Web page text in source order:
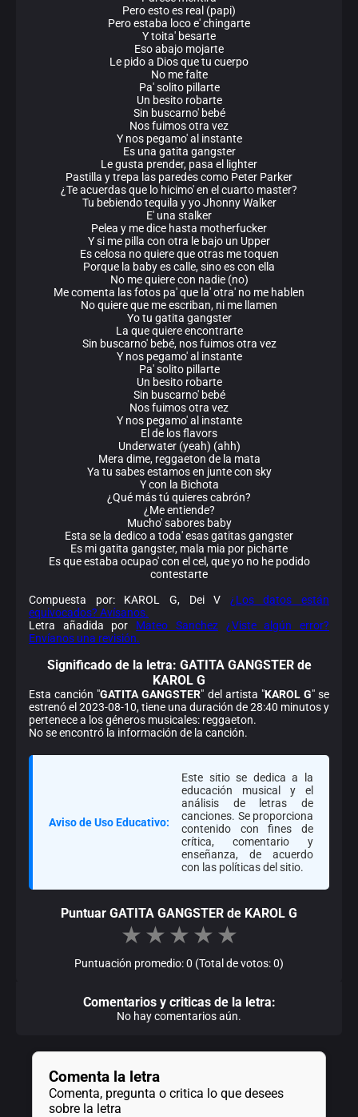
Pero esto es real (papi)
Pero estaba loco e' chingarte
Y toita' besarte
Eso abajo mojarte
Le pido a Dios que tu cuerpo
No me falte
Pa' solito pillarte
Un besito robarte
Sin buscarno' bebé
Nos fuimos otra vez
Y nos pegamo' al instante
Es una gatita gangster
Le gusta prender, pasa el lighter
Pastilla y trepa las paredes como Peter Parker
¿Te acuerdas que lo hicimo' en el cuarto master?
Tu bebiendo tequila y yo Jhonny Walker
E' una stalker
Pelea y me dice hasta motherfucker
Y si me pilla con otra le bajo un Upper
Es celosa no quiere que otras me toquen
Porque la baby es calle, sino es con ella
No me quiere con nadie (no)
Me comenta las fotos pa' que la' otra' no me hablen
No quiere que me escriban, ni me llamen
Yo tu gatita gangster
La que quiere encontrarte
Sin buscarno' bebé, nos fuimos otra vez
Y nos pegamo' al instante
Pa' solito pillarte
Un besito robarte
Sin buscarno' bebé
Nos fuimos otra vez
Y nos pegamo' al instante
El de los flavors
Underwater (yeah) (ahh)
Mera dime, reggaeton de la mata
Ya tu sabes estamos en junte con sky
Y con la Bichota
¿Qué más tú quieres cabrón?
¿Me entiende?
Mucho' sabores baby
Esta se la dedico a toda' esas gatitas gangster
Es mi gatita gangster, mala mia por picharte
Es que estaba ocupao' con el cel, que yo no he podido
contestarte
Compuesta por: KAROL G, Dei V ¿Los datos están
equivocados? Avísanos.
Letra añadida por Mateo Sanchez
¿Viste algún error?
Envíanos una revisión.
Significado de la letra: GATITA GANGSTER de
KAROL G
Esta canción "GATITA GANGSTER" del artista "KAROL G" se
estrenó el 2023-08-10, tiene una duración de 28:40 minutos y
pertenece a los géneros musicales: reggaeton.
No se encontró la información de la canción.
Aviso de Uso Educativo:
Este sitio se dedica a la
educación musical y el
análisis de letras de
canciones. Se proporciona
contenido con fines de
crítica, comentario y
enseñanza, de acuerdo
con las políticas del sitio.
Puntuar GATITA GANGSTER de KAROL G
★ ★ ★ ★ ★
Puntuación promedio: 0 (Total de votos: 0)
Comentarios y criticas de la letra:
No hay comentarios aún.
Comenta la letra
Comenta, pregunta o critica lo que desees
sobre la letra